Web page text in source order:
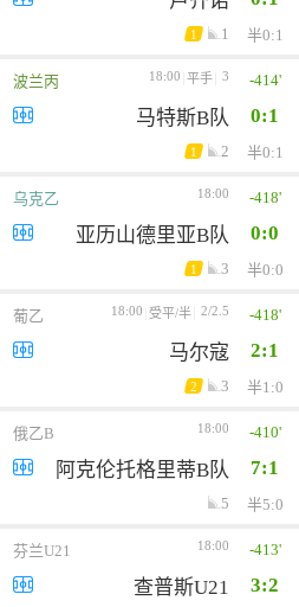
1 1 半0:1
波兰丙 18:00 平手 3 -414'
马特斯B队 0:1
1 2 半0:1
乌克乙 18:00 -418'
亚历山德里亚B队 0:0
1 3 半0:0
葡乙 18:00 受平/半 2/2.5 -418'
马尔寇 2:1
2 3 半1:0
俄乙B 18:00 -410'
阿克伦托格里蒂B队 7:1
5 半5:0
芬兰U21 18:00 -413'
查普斯U21 3:2